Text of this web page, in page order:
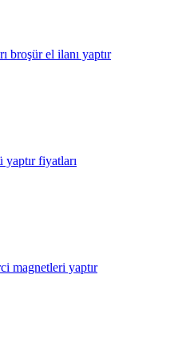
broşür el ilanı yaptır
fiyatları
magnetleri yaptır